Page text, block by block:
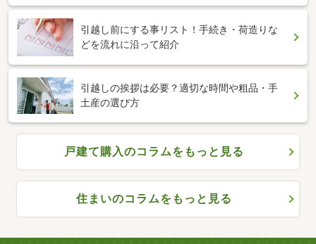
引越し前にする事リスト！手続き・荷造りな
どを流れに沿って紹介
引越しの挨拶は必要？適切な時間や粗品・手
土産の選び方
戸建て購入のコラムをもっと見る
住まいのコラムをもっと見る